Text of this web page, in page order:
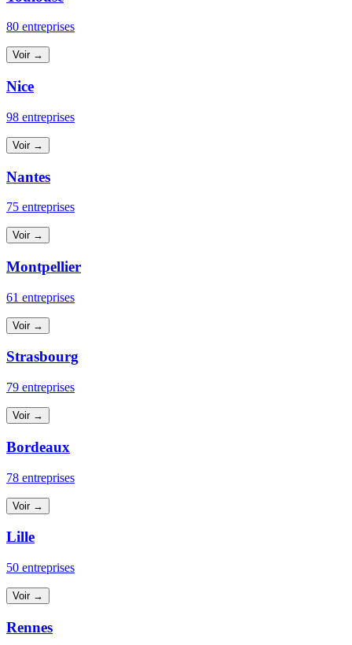
80 entreprises
Voir →
Nice
98 entreprises
Voir →
Nantes
75 entreprises
Voir →
Montpellier
61 entreprises
Voir →
Strasbourg
79 entreprises
Voir →
Bordeaux
78 entreprises
Voir →
Lille
50 entreprises
Voir →
Rennes